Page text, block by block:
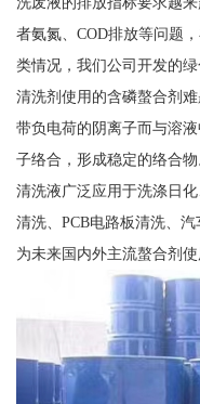
者氨氮、COD排放等问题
类情况，我们公司开发的
清洗剂使用的含磷螯合剂
带负电荷的阴离子而与溶液
子络合，形成稳定的络合物
清洗液广泛应用于洗涤日
清洗、PCB电路板清洗、
为未来国内外主流螯合剂使